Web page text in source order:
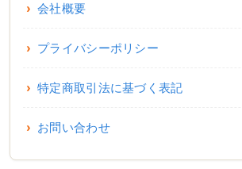
会社概要
プライバシーポリシー
特定商取引法に基づく表記
お問い合わせ